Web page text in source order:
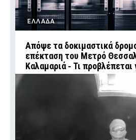
ΕΛΛΑΔΑ
Απόψε τα δοκιμαστικά
επέκταση του Μετρό
Καλαμαριά ‑ Τι προβλέπεται